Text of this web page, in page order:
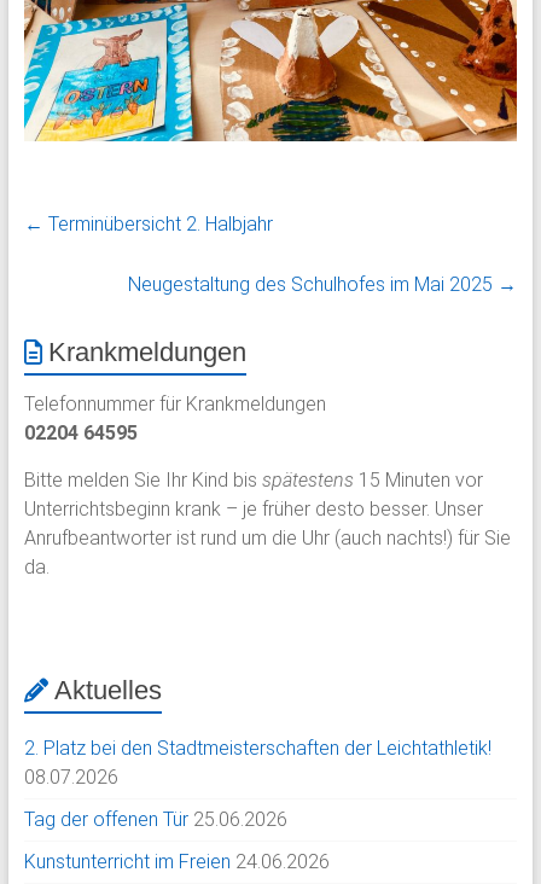
← Terminübersicht 2. Halbjahr
Neugestaltung des Schulhofes im Mai 2025 →
Krankmeldungen
Telefonnummer für Krankmeldungen
02204 64595
Bitte melden Sie Ihr Kind bis spätestens 15 Minuten vor
Unterrichtsbeginn krank – je früher desto besser. Unser
Anrufbeantworter ist rund um die Uhr (auch nachts!) für Sie
da.
Aktuelles
2. Platz bei den Stadtmeisterschaften der Leichtathletik!
08.07.2026
Tag der offenen Tür 25.06.2026
Kunstunterricht im Freien 24.06.2026